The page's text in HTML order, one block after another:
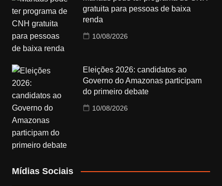
gratuita para pessoas de baixa
renda
10/08/2026
Eleições 2026: candidatos ao
Governo do Amazonas participam
do primeiro debate
10/08/2026
Mídias Sociais